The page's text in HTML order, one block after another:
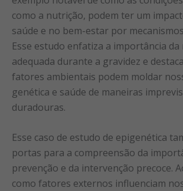
como a nutrição, podem ter um
saúde e no bem-estar por
Esse estudo enfatiza a importância
adequada durante a gravidez e
fatores ambientais podem moldar
genética e saúde de maneiras
duradouras.
Esse caso de estudo de epigenética
portas para a compreensão da
prevenção e da intervenção precoce.
como fatores externos influenciam